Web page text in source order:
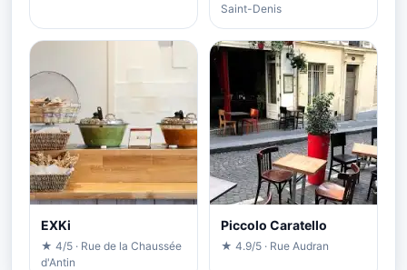
Saint-Denis
EXKi
★ 4/5 · Rue de la Chaussée
d'Antin
Piccolo Caratello
★ 4.9/5 · Rue Audran